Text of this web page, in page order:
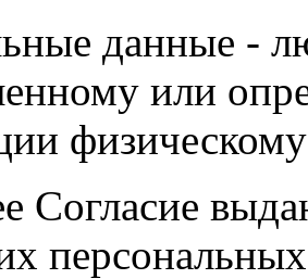
данные -
или
Согласие